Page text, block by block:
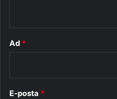
Ad *
E-posta *